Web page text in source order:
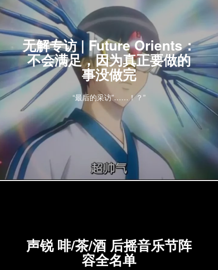
无解专访 | Future Orients：
不会满足，因为真正要做的
事没做完
“最后的采访”……！？”
声锐 啡/茶/酒 后摇音乐节阵
容全名单